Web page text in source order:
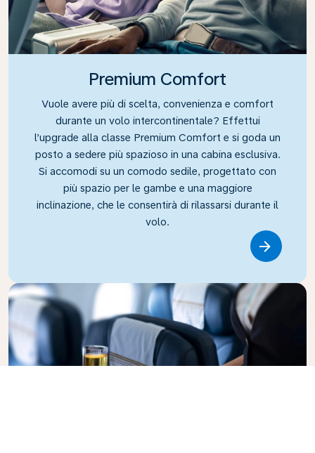
Premium Comfort
Vuole avere più di scelta, convenienza e comfort
durante un volo intercontinentale? Effettui
l’upgrade alla classe Premium Comfort e si goda un
posto a sedere più spazioso in una cabina esclusiva.
Si accomodi su un comodo sedile, progettato con
più spazio per le gambe e una maggiore
inclinazione, che le consentirà di rilassarsi durante il
volo.